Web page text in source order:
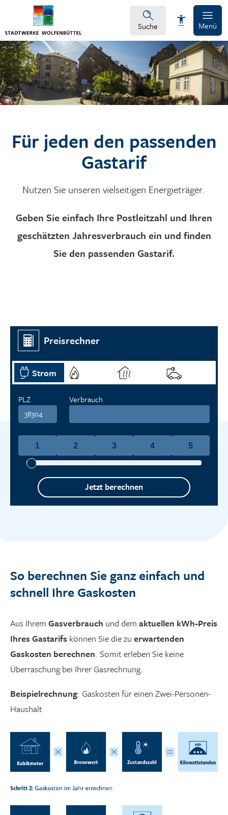
Suche Menü
Für jeden den passenden
Gastarif
Nutzen Sie unseren vielseitigen Energieträger.
Geben Sie einfach Ihre Postleitzahl und Ihren
geschätzten Jahresverbrauch ein und finden
Sie den passenden Gastarif.
So berechnen Sie ganz einfach und
schnell Ihre Gaskosten
Aus Ihrem Gasverbrauch und dem aktuellen kWh-Preis
Ihres Gastarifs können Sie die zu erwartenden
Gaskosten berechnen. Somit erleben Sie keine
Überraschung bei Ihrer Gasrechnung.
Beispielrechnung: Gaskosten für einen Zwei-Personen-
Haushalt
Schrift vergrößern
Wortabstand vergrößern
Wortabstand verkleinern
Zeilenabstand vergrößern
Zeilenabstand verkleinern
Graustufen
Großer Mauszeiger